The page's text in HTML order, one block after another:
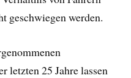
geschwiegen werden.
letzten 25 Jahre lassen